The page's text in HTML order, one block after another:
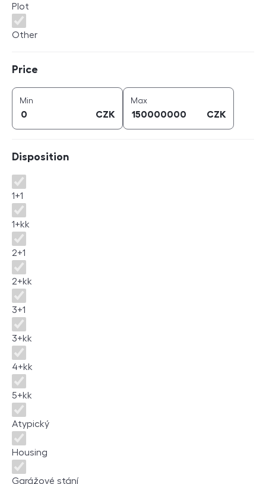
Plot
Other
Price
Min
CZK
Maxprice (
CZK
Disposition
Disposition
1+1
1+kk
2+1
2+kk
3+1
3+kk
4+kk
5+kk
Atypický
Housing
Garážové stání